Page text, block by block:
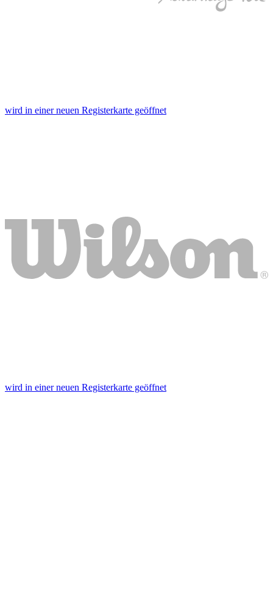
wird in einer neuen Registerkarte geöffnet
wird in einer neuen Registerkarte geöffnet